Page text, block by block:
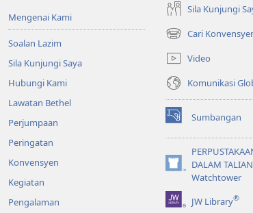
Mengenai Kami
Soalan Lazim
Sila Kunjungi Saya
Hubungi Kami
Lawatan Bethel
Perjumpaan
Peringatan
Konvensyen
Kegiatan
Pengalaman
Sila Kunjungi
Cari
(membuka
tetingkap
baharu)
Video
Komunikasi
Sumbangan
(membuka
tetingkap
baharu)
DALAM TALIAN
Watchtower
(membuka
tetingkap
baharu)JW Library®